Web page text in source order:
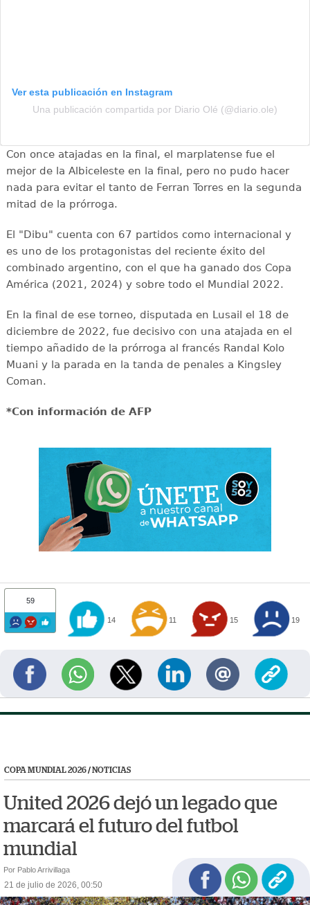
Ver esta publicación en Instagram
Una publicación compartida por Diario Olé (@diario.ole)
Con once atajadas en la final, el marplatense fue el
mejor de la Albiceleste en la final, pero no pudo hacer
nada para evitar el tanto de Ferran Torres en la segunda
mitad de la prórroga.
El "Dibu" cuenta con 67 partidos como internacional y
es uno de los protagonistas del reciente éxito del
combinado argentino, con el que ha ganado dos Copa
América (2021, 2024) y sobre todo el Mundial 2022.
En la final de ese torneo, disputada en Lusail el 18 de
diciembre de 2022, fue decisivo con una atajada en el
tiempo añadido de la prórroga al francés Randal Kolo
Muani y la parada en la tanda de penales a Kingsley
Coman.
*Con información de AFP
59
14 11 15 19
COPA MUNDIAL 2026/NOTICIAS
United 2026 dejó un legado que
marcará el futuro del futbol
mundial
Por Pablo Arrivillaga
21 de julio de 2026, 00:50